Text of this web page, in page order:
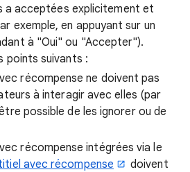
a acceptées explicitement et
exemple, en appuyant sur un
à "Oui" ou "Accepter").
points suivants :
récompense ne doivent pas
à interagir avec elles (par
possible de les ignorer ou de
récompense intégrées via le
avec récompense
doivent